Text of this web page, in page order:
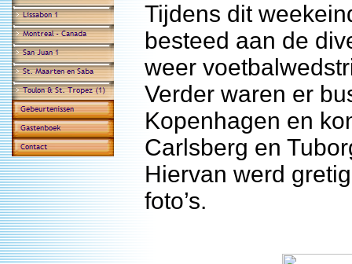
Tijdens dit
besteed aan de
weer
Verder waren er
Kopenhagen en
Carlsberg en
Hiervan werd
foto’s.